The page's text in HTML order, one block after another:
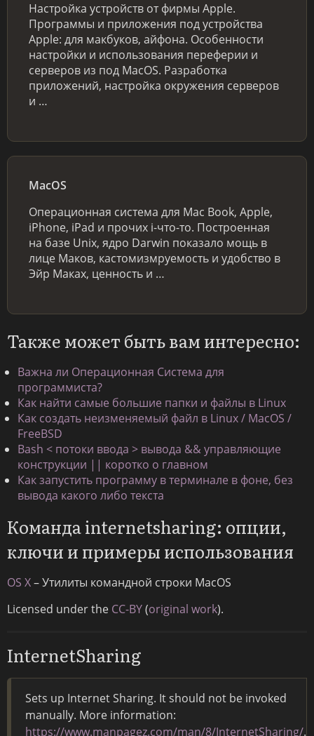
Настройка устройств от фирмы Apple.
Программы и приложения под устройства
Apple: для макбуков, айфона. Особенности
настройки и использования переферии и
серверов из под MacOS. Разработка
приложений, настройка окружения серверов
и …
MacOS
Операционная система для Mac Book, Apple,
iPhone, iPad и прочих i-что-то. Построенная
на базе Unix, ядро Darwin показало мощь в
лице Маков, кастомизмруемость и удобство в
Эйр Маках, ценность и …
Также может быть вам интересно:
Важна ли Операционная Система для
программиста?
Как найти самые большие папки и файлы в Linux
Как создать неизменяемый файл в Linux / MacOS /
FreeBSD
Bash < потоки ввода > вывода && управляющие
конструкции || коротко о главном
Как запустить программу в терминале в фоне, без
вывода какого либо текста
Команда internetsharing: опции,
ключи и примеры использования
OS X– Утилиты командной строки MacOS
Licensed under the CC-BY(original work).
InternetSharing
Sets up Internet Sharing. It should not be invoked
manually. More information:
https://www.manpagez.com/man/8/InternetSharing/.